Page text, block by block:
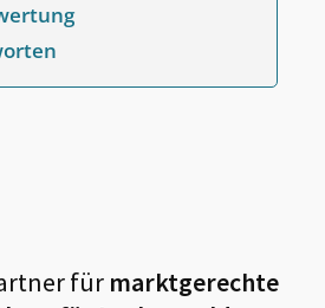
fürmarktgerechte